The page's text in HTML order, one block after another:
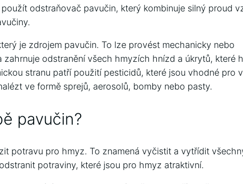
odstraňovač pavučin, který kombinuje silný proud
je zdrojem pavučin. To lze provést mechanicky nebo
zahrnuje odstranění všech hmyzích hnízd a úkrytů, které
stranu patří použití pesticidů, které jsou vhodné pro
ve formě sprejů, aerosolů, bomby nebo pasty.
pavučin?
potravu pro hmyz. To znamená vyčistit a vytřídit
potraviny, které jsou pro hmyz atraktivní.